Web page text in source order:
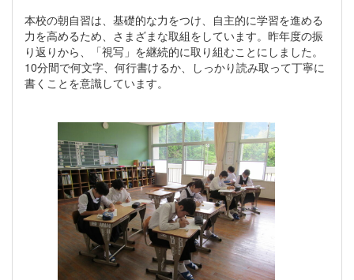
本校の朝自習は、基礎的な力をつけ、自主的に学習を進める
力を高めるため、さまざまな取組をしています。昨年度の振
り返りから、「視写」を継続的に取り組むことにしました。
10分間で何文字、何行書けるか、しっかり読み取って丁寧に
書くことを意識しています。